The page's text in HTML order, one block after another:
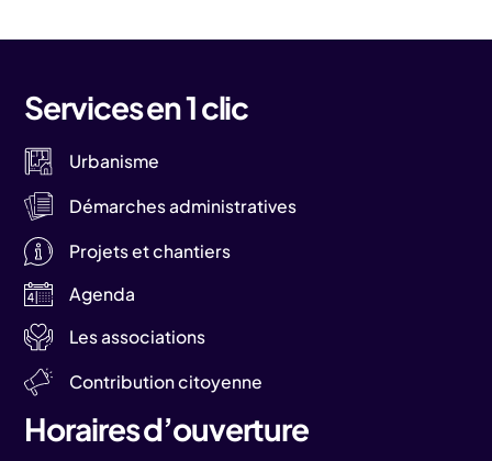
Services en 1 clic
Urbanisme
Démarches administratives
Projets et chantiers
Agenda
Les associations
Contribution citoyenne
Horaires d’ouverture